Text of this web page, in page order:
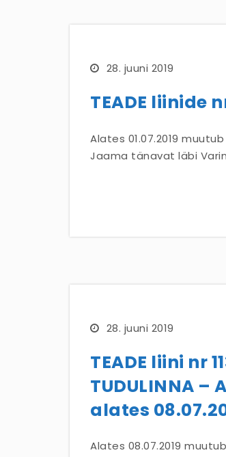
28. juuni 2019
TEADE liinide
Alates 01.07.2019
Jaama tänavat läbi
28. juuni 2019
TEADE liini nr
TUDULINNA
alates
Alates 08.07.2019